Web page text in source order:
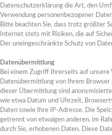
Datenschutzerklärung die Art, den
Verwendung personenbezogener
Bitte beachten Sie, dass trotz größter
Internet stets mit Risiken, die auf
Der uneingeschränkte Schutz von
Datenübermittlung
Bei einem Zugriff Ihrerseits auf
Datenübermittlung von Ihrem Browser
dieser Übermittlung sind
wie etwa Datum und Uhrzeit,
Daten sowie Ihre IP-Adresse. Die
getrennt von etwaigen anderen, im
durch Sie, erhobenen Daten. Diese